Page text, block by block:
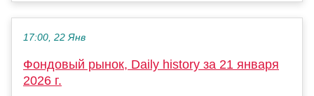
17:00, 22 Янв
Фондовый рынок, Daily history за 21 января
2026 г.